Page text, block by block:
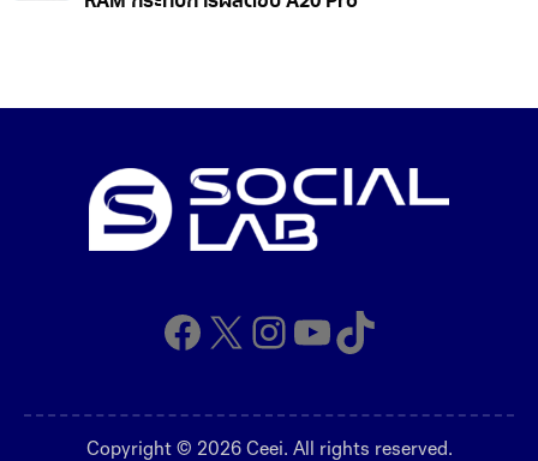
Facebook
X Instagram
YouTube
TikTok
Copyright © 2026 Ceei. All rights reserved.